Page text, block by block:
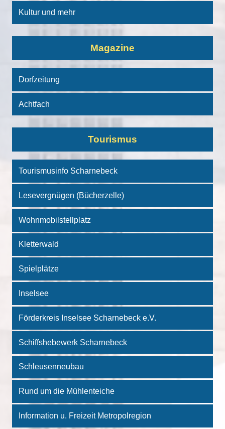
Kultur und mehr
Magazine
Dorfzeitung
Achtfach
Tourismus
Tourismusinfo Scharnebeck
Lesevergnügen (Bücherzelle)
Wohnmobilstellplatz
Kletterwald
Spielplätze
Inselsee
Förderkreis Inselsee Scharnebeck e.V.
Schiffshebewerk Scharnebeck
Schleusenneubau
Rund um die Mühlenteiche
Information u. Freizeit Metropolregion